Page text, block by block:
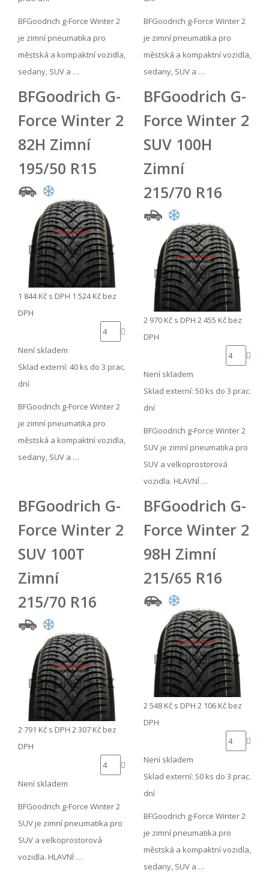
BFGoodrich g-Force Winter 2
je zimní pneumatika pro
městská a kompaktní vozidla,
sedany, SUV a …
BFGoodrich g-Force Winter 2
je zimní pneumatika pro
městská a kompaktní vozidla,
sedany, SUV a …
BFGoodrich G-
Force Winter 2
82H Zimní
195/50 R15
1 844 Kč s DPH 1 524 Kč bez
DPH
Není skladem
Sklad externí: 40 ks do 3 prac.
dní
BFGoodrich g-Force Winter 2
je zimní pneumatika pro
městská a kompaktní vozidla,
sedany, SUV a …
BFGoodrich G-
Force Winter 2
SUV 100H
Zimní
215/70 R16
2 970 Kč s DPH 2 455 Kč bez
DPH
Není skladem
Sklad externí: 50 ks do 3 prac.
dní
BFGoodrich g-Force Winter 2
SUV je zimní pneumatika pro
SUV a velkoprostorová
vozidla. HLAVNÍ …
BFGoodrich G-
Force Winter 2
SUV 100T
Zimní
215/70 R16
2 791 Kč s DPH 2 307 Kč bez
DPH
Není skladem
BFGoodrich g-Force Winter 2
SUV je zimní pneumatika pro
SUV a velkoprostorová
vozidla. HLAVNÍ …
BFGoodrich G-
Force Winter 2
98H Zimní
215/65 R16
2 548 Kč s DPH 2 106 Kč bez
DPH
Není skladem
Sklad externí: 50 ks do 3 prac.
dní
BFGoodrich g-Force Winter 2
je zimní pneumatika pro
městská a kompaktní vozidla,
sedany, SUV a …